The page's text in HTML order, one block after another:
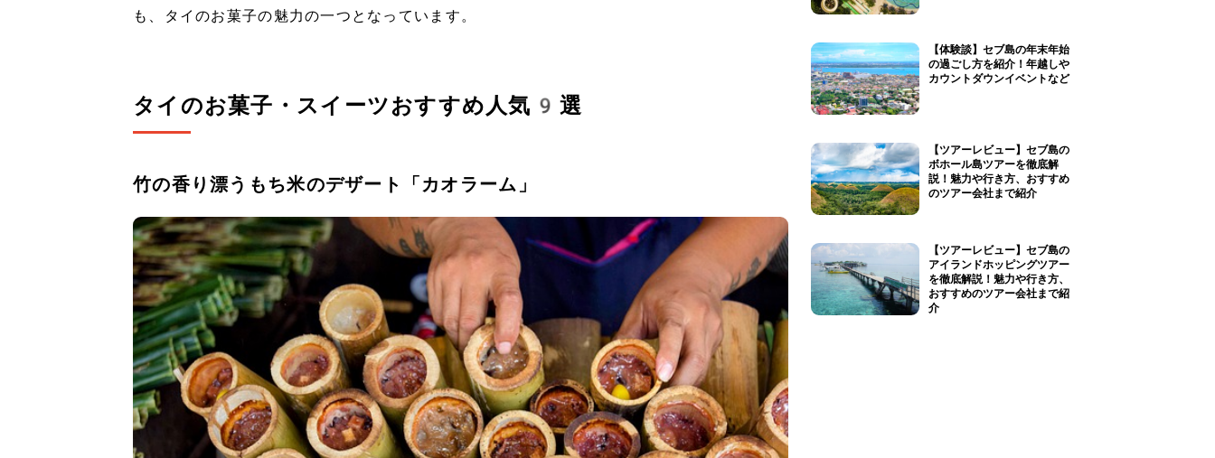
も、タイのお菓子の魅力の一つとなっています。
タイのお菓子・スイーツおすすめ人気9選
竹の香り漂うもち米のデザート「カオラーム」
【体験談】セブ島の年末年始
の過ごし方を紹介！年越しや
カウントダウンイベントなど
【ツアーレビュー】セブ島の
ボホール島ツアーを徹底解
説！魅力や行き方、おすすめ
のツアー会社まで紹介
【ツアーレビュー】セブ島の
アイランドホッピングツアー
を徹底解説！魅力や行き方、
おすすめのツアー会社まで紹
介